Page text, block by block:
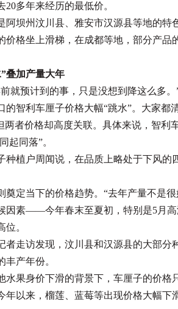
20多年来经历的最低价。
州汶川县、雅安市汉源县等地的特
价格坐上滑梯，在成都等地，部分产品
叠加产量大年
预计到的事，只是没想到降这么多。”
智利车厘子价格大幅“跳水”。大家都
两者价格却高度关联。具体来说，智利
起同落”。
植户周闻说，在品质上略处于下风的
当下的价格趋势。“去年产量不是很
因素——今年春末至夏初，特别是5月高
位。
走访发现，汶川县和汉源县的大部分
丰产年份。
果身价下滑的背景下，车厘子的价格
年以来，榴莲、蓝莓等出现价格大幅下